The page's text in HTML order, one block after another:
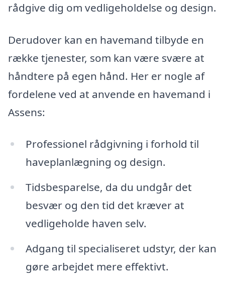
rådgive dig om vedligeholdelse og design.
Derudover kan en havemand tilbyde en
række tjenester, som kan være svære at
håndtere på egen hånd. Her er nogle af
fordelene ved at anvende en havemand i
Assens:
Professionel rådgivning i forhold til
haveplanlægning og design.
Tidsbesparelse, da du undgår det
besvær og den tid det kræver at
vedligeholde haven selv.
Adgang til specialiseret udstyr, der kan
gøre arbejdet mere effektivt.